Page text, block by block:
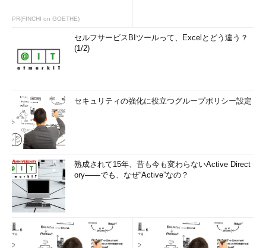
PR(FINCHI on GOETHE)
セルフサービスBIツールって、Excelとどう違う？
(1/2)
セキュリティの強化に役立つグループポリシー設定
熟成されて15年、昔も今も変わらないActive Direct
ory――でも、なぜ“Active”なの？